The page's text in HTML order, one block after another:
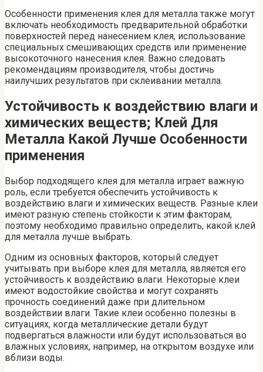
Особенности применения клея для металла также могут
включать необходимость предварительной обработки
поверхностей перед нанесением клея, использование
специальных смешивающих средств или применение
высокоточного нанесения клея. Важно следовать
рекомендациям производителя, чтобы достичь
наилучших результатов при склеивании металла.
Устойчивость к воздействию влаги и
химических веществ; Клей Для
Металла Какой Лучше Особенности
применения
Выбор подходящего клея для металла играет важную
роль, если требуется обеспечить устойчивость к
воздействию влаги и химических веществ. Разные клеи
имеют разную степень стойкости к этим факторам,
поэтому необходимо правильно определить, какой клей
для металла лучше выбрать.
Одним из основных факторов, который следует
учитывать при выборе клея для металла, является его
устойчивость к воздействию влаги. Некоторые клеи
имеют водостойкие свойства и могут сохранять
прочность соединений даже при длительном
воздействии влаги. Такие клеи особенно полезны в
ситуациях, когда металлические детали будут
подвергаться влажности или будут использоваться во
влажных условиях, например, на открытом воздухе или
вблизи воды.